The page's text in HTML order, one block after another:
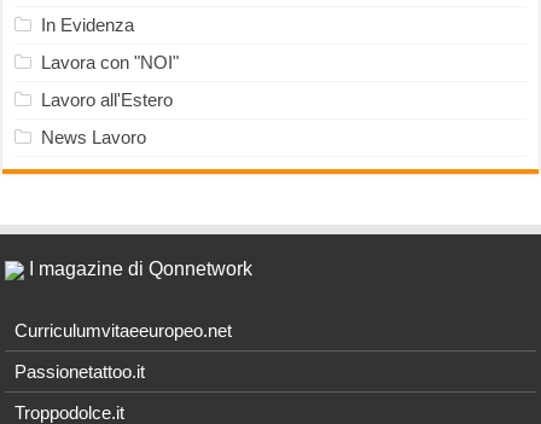
In Evidenza
Lavora con "NOI"
Lavoro all'Estero
News Lavoro
I magazine di Qonnetwork
Curriculumvitaeeuropeo.net
Passionetattoo.it
Troppodolce.it